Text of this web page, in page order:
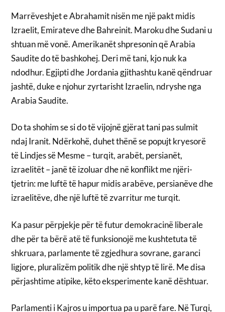
Marrëveshjet e Abrahamit nisën me një pakt midis
Izraelit, Emirateve dhe Bahreinit. Maroku dhe Sudani u
shtuan më vonë. Amerikanët shpresonin që Arabia
Saudite do të bashkohej. Deri më tani, kjo nuk ka
ndodhur. Egjipti dhe Jordania gjithashtu kanë qëndruar
jashtë, duke e njohur zyrtarisht Izraelin, ndryshe nga
Arabia Saudite.
Do ta shohim se si do të vijojnë gjërat tani pas sulmit
ndaj Iranit. Ndërkohë, duhet thënë se popujt kryesorë
të Lindjes së Mesme – turqit, arabët, persianët,
izraelitët – janë të izoluar dhe në konflikt me njëri-
tjetrin: me luftë të hapur midis arabëve, persianëve dhe
izraelitëve, dhe një luftë të zvarritur me turqit.
Ka pasur përpjekje për të futur demokracinë liberale
dhe për ta bërë atë të funksionojë me kushtetuta të
shkruara, parlamente të zgjedhura sovrane, garanci
ligjore, pluralizëm politik dhe një shtyp të lirë. Me disa
përjashtime atipike, këto eksperimente kanë dështuar.
Parlamenti i Kajros u importua pa u parë fare. Në Turqi,